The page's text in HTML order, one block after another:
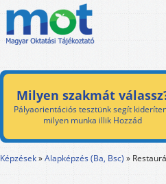
Milyen szakmát
Pályaorientációs tesztünk segít
milyen munka illik Hozzád
Képzések»Alapképzés (Ba, Bsc) »